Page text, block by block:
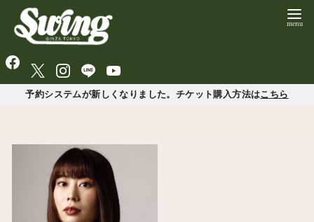
予約システムが新しくなりました。チケット購入方法はこちら